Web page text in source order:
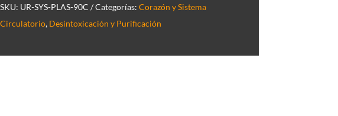
SKU: UR-SYS-PLAS-90C Categorías: Corazón y Sistema
Circulatorio, Desintoxicación y Purificación